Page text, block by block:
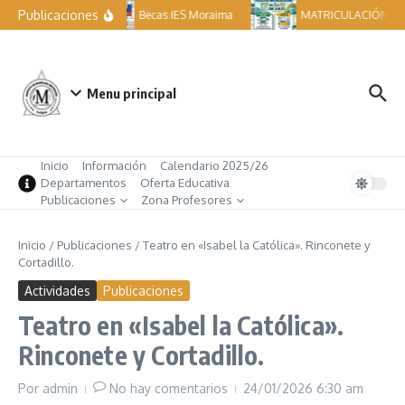
Saltar al contenido
Publicaciones Becas IES Moraima MATRICULACIÓN
Menu principal
Inicio Información
Calendario 2025/26
Departamentos
Oferta Educativa
Publicaciones
Zona Profesores
Inicio / Publicaciones /Teatro en «Isabel la Católica». Rinconete y
Cortadillo.
Actividades Publicaciones
Teatro en «Isabel la Católica».
Rinconete y Cortadillo.
Por admin No hay comentarios 24/01/2026 6:30 am